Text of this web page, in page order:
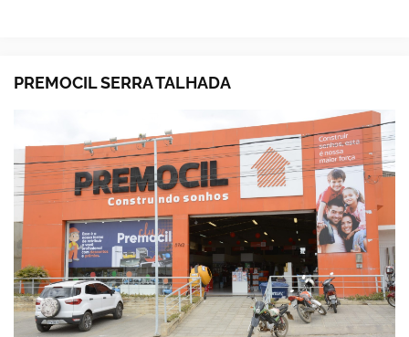
PREMOCIL SERRA TALHADA